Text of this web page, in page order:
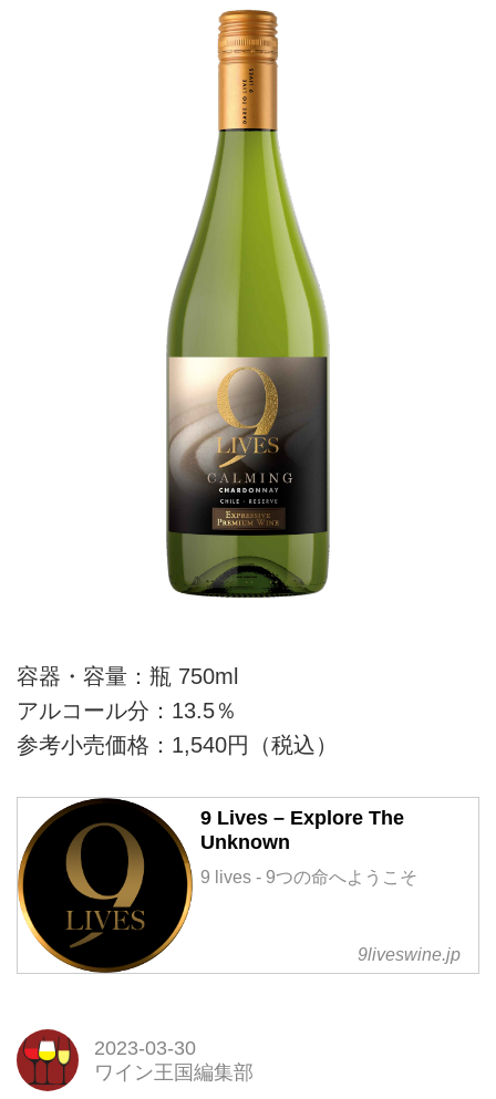
容器・容量：瓶 750ml
アルコール分：13.5％
参考小売価格：1,540円（税込）
9 Lives – Explore The
Unknown
9 lives - 9つの命へようこそ
9liveswine.jp
2023-03-30
ワイン王国編集部